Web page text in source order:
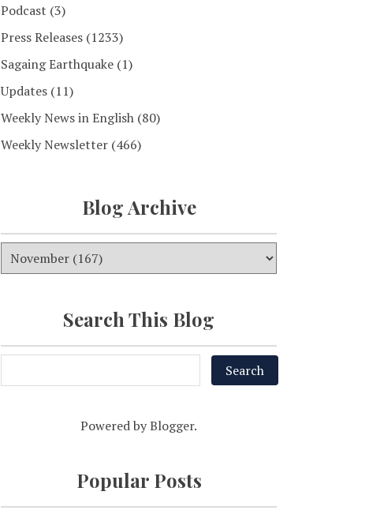
Podcast (3)
Press Releases (1233)
Sagaing Earthquake (1)
Updates (11)
Weekly News in English (80)
Weekly Newsletter (466)
Blog Archive
Search This Blog
Powered byBlogger.
Popular Posts